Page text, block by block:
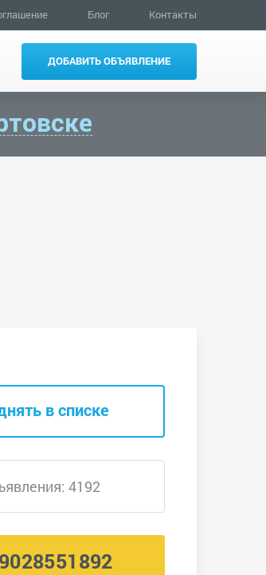
Блог Контакты
ДОБАВИТЬ ОБЪЯВЛЕНИЕ
в списке
4192